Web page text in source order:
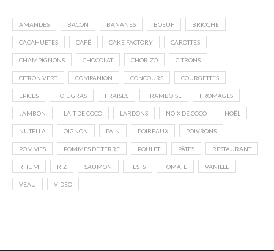
AMANDES BACON BANANES BOEUF BRIOCHE
CACAHUÈTES CAFÉ CAKE FACTORY CAROTTES
CHAMPIGNONS CHOCOLAT CHORIZO CITRONS
CITRON VERT COMPANION CONCOURS COURGETTES
EPICES FOIE GRAS FRAISES FRAMBOISE FROMAGES
JAMBON LAIT DE COCO LARDONS NOIX DE COCO NOËL
NUTELLA OIGNON PAIN POIREAUX POIVRONS
POMMES POMMES DE TERRE POULET PÂTES RESTAURANT
RHUM RIZ SAUMON TESTS TOMATE VANILLE
VEAU VIDÉO